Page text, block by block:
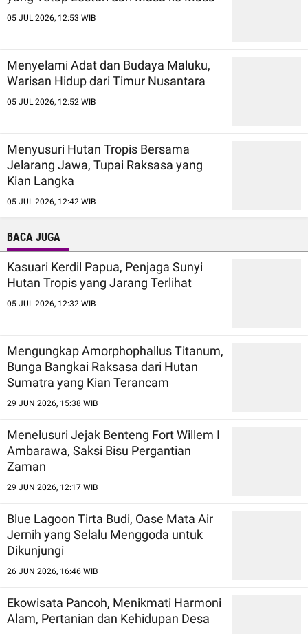
05 JUL 2026, 12:53 WIB
Menyelami Adat dan Budaya Maluku,
Warisan Hidup dari Timur Nusantara
05 JUL 2026, 12:52 WIB
Menyusuri Hutan Tropis Bersama
Jelarang Jawa, Tupai Raksasa yang
Kian Langka
05 JUL 2026, 12:42 WIB
BACA JUGA
Kasuari Kerdil Papua, Penjaga Sunyi
Hutan Tropis yang Jarang Terlihat
05 JUL 2026, 12:32 WIB
Mengungkap Amorphophallus Titanum,
Bunga Bangkai Raksasa dari Hutan
Sumatra yang Kian Terancam
29 JUN 2026, 15:38 WIB
Menelusuri Jejak Benteng Fort Willem I
Ambarawa, Saksi Bisu Pergantian
Zaman
29 JUN 2026, 12:17 WIB
Blue Lagoon Tirta Budi, Oase Mata Air
Jernih yang Selalu Menggoda untuk
Dikunjungi
26 JUN 2026, 16:46 WIB
Ekowisata Pancoh, Menikmati Harmoni
Alam, Pertanian dan Kehidupan Desa